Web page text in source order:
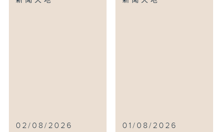
02/08/2026 01/08/2026